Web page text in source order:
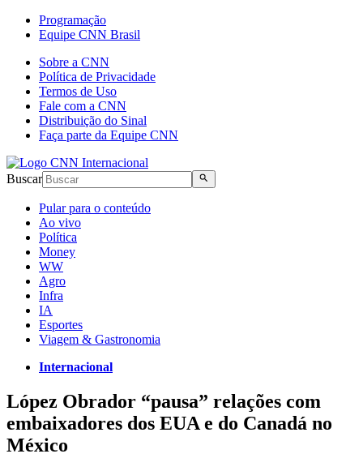
Programação
Equipe CNN Brasil
Sobre a CNN
Política de Privacidade
Termos de Uso
Fale com a CNN
Distribuição do Sinal
Faça parte da Equipe CNN
Buscar
Pular para o conteúdo
Ao vivo
Política
Money
WW
Agro
Infra
IA
Esportes
Viagem & Gastronomia
Internacional
López Obrador “pausa” relações com
embaixadores dos EUA e do Canadá no
México